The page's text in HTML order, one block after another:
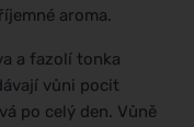
aroma.
a fazolí tonka
vůni pocit
po celý den. Vůně